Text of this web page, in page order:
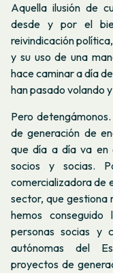
Aquella ilusión de
desde y por el
reivindicación
y su uso de una
hace caminar a día
han pasado volando
Pero
de generación de
que día a día va
socios y socias.
comercializadora de
sector, que gestiona
hemos
personas socias y
autónomas del
proyectos de